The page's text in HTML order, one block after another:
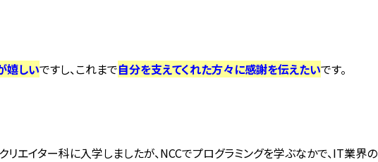
嬉しいですし、これまで自分を支えてくれた方々に感謝を伝えたいです。
エイター科に入学しましたが、NCCでプログラミングを学ぶなかで、IT業界の